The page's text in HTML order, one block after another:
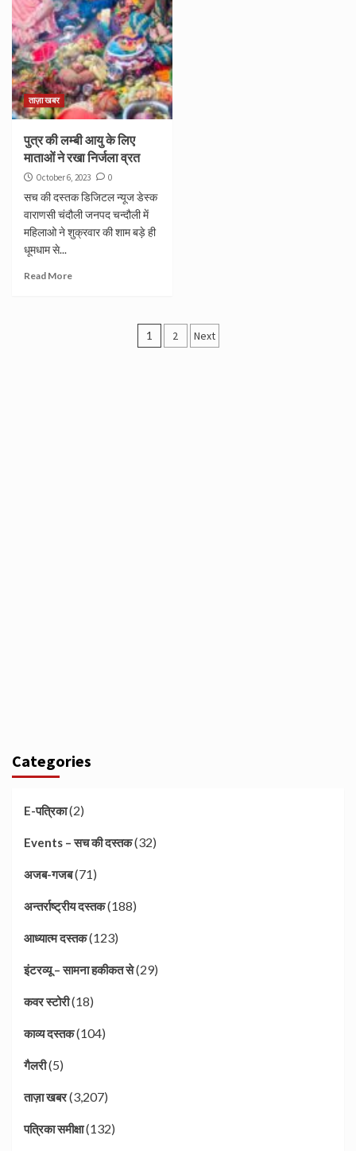
ताज़ा खबर
पुत्र की लम्बी आयु के लिए
माताओं ने रखा निर्जला व्रत
October 6, 2023 0
सच की दस्तक डिजिटल न्यूज डेस्क
वाराणसी चंदौली जनपद चन्दौली में
महिलाओ ने शुक्रवार की शाम बड़े ही
धूमधाम से...
Read More
Posts
1 2 Next
Categories
E-पत्रिका(2)
Events – सच की दस्तक(32)
अजब-गजब(71)
अन्तर्राष्ट्रीय दस्तक(188)
आध्यात्म दस्तक(123)
इंटरव्यू – सामना हकीकत से(29)
कवर स्टोरी(18)
काव्य दस्तक(104)
गैलरी(5)
ताज़ा खबर(3,207)
पत्रिका समीक्षा(132)